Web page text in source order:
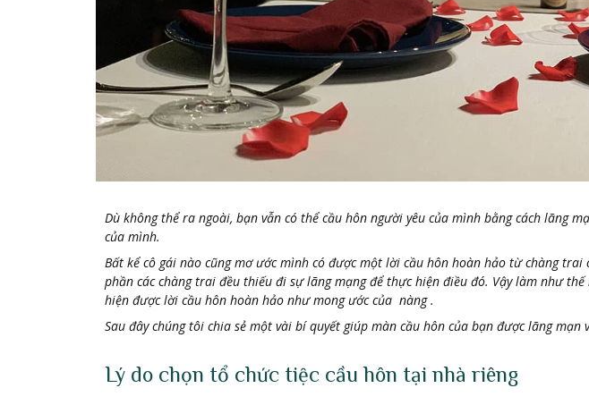
Dù không thể ra ngoài, bạn vẫn có thể cầu hôn người yêu của mình bằng cách lãng
của mình.
Bất kể cô gái nào cũng mơ ước mình có được một lời cầu hôn hoàn hảo từ chàng trai
phần các chàng trai đều thiếu đi sự lãng mạng để thực hiện điều đó. Vậy làm như
hiện được lời cầu hôn hoàn hảo như mong ước của nàng .
Sau đây chúng tôi chia sẻ một vài bí quyết giúp màn cầu hôn của bạn được lãng mạn
Lý do chọn tổ chức tiệc cầu hôn tại nhà riêng